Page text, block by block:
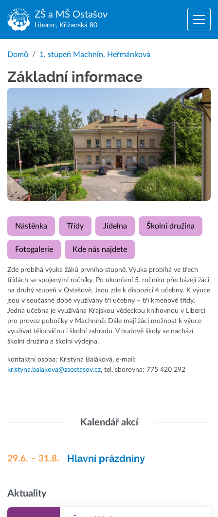
ZŠ a MŠ Ostašov
Liberec, Křižanská 80
Domů 1. stupeň Machnín, Heřmánková
Základní informace
Nástěnka Třídy Jídelna Školní družina
Fotogalerie Kde nás najdete
Zde probíhá výuka žáků prvního stupně. Výuka probíhá ve třech
třídách se spojenými ročníky. Po ukončení 5. ročníku přecházejí žáci
na druhý stupeň v Ostašově. Jsou zde k dispozici 4 učebny. K výuce
jsou v současné době využívány tři učebny – tři kmenové třídy.
Jedna učebna je využívána Krajskou vědeckou knihovnou v Liberci
pro provoz pobočky v Machníně. Dále mají žáci možnost k výuce
využívat tělocvičnu i školní zahradu. V budově školy se nachází
školní družina a školní výdejna.
kontaktní osoba: Kristýna Baláková, e-mail:
kristyna.balakova@zsostasov.cz, tel. sborovna: 775 420 292
Kalendář akcí
29.6. – 31.8. Hlavní prázdniny
Aktuality